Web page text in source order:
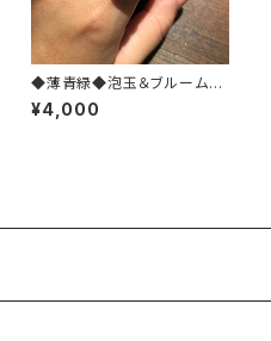
◆薄青緑◆泡玉＆ブルームー
ンストーン＊マクラメリング
¥4,000